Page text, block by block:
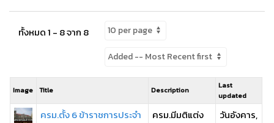
ทั้งหมด 1 - 8 จาก 8
Image Title Description
Last
updated
ครม.ตั้ง 6 ข้าราชการประจำ
ครม.มีมติแต่ง
วันอังคาร,